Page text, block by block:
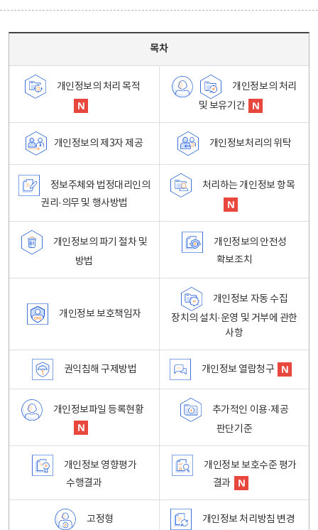
목차
개인정보의 처리 목적
개인정보의 처리
및 보유기간
개인정보의 제3자 제공 개인정보처리의 위탁
정보주체와 법정대리인의
권리·의무 및 행사방법
처리하는 개인정보 항목
개인정보의 파기 절차 및
방법
개인정보의 안전성
확보조치
개인정보 보호책임자
개인정보 자동 수집
장치의 설치·운영 및 거부에 관한
사항
권익침해 구제방법 개인정보 열람청구
개인정보파일 등록현황
추가적인 이용·제공
판단기준
개인정보 영향평가
수행결과
개인정보 보호수준 평가
결과
고정형
개인정보 처리방침 변경